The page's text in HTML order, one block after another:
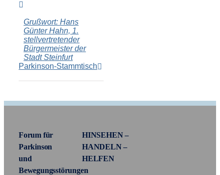
Grußwort: Hans
Günter Hahn, 1.
stellvertretender
Bürgermeister der
Stadt Steinfurt
Parkinson-Stammtisch
Forum für
Parkinson
und
Bewegungsstörungen
HINSEHEN –
HANDELN –
HELFEN